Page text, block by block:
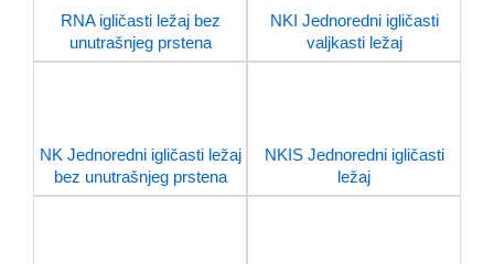
RNA igličasti ležaj bez
unutrašnjeg prstena
NKI Jednoredni igličasti
valjkasti ležaj
NK Jednoredni igličasti ležaj
bez unutrašnjeg prstena
NKIS Jednoredni igličasti
ležaj